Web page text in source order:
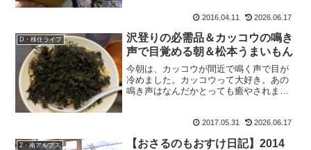
ら。それは今夜に。では、...
2016.04.11 2026.06.17
D・移住ライフ
沢登りの必需品＆カッコウの鳴き
声で目覚める朝＆松本うまいもん
今朝は、カッコウが間近で鳴く声で目が
冷めました。カッコウって大好き。あの
鳴き声はなんだかとっても癒やされま
登山用品に興奮し（欲しいものがいっぱ
2017.05.31 2026.06.17
2・南アルプス
【おさるのもおすけ日記】2014